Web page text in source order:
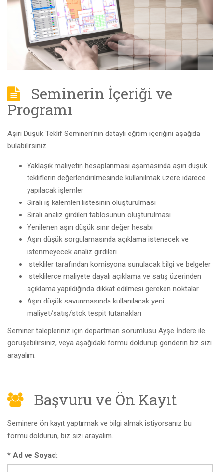
Seminerin İçeriği ve
Programı
Aşırı Düşük Teklif Semineri'nin detaylı eğitim içeriğini aşağıda
bulabilirsiniz.
Yaklaşık maliyetin hesaplanması aşamasında aşırı düşük
tekliflerin değerlendirilmesinde kullanılmak üzere idarece
yapılacak işlemler
Sıralı iş kalemleri listesinin oluşturulması
Sıralı analiz girdileri tablosunun oluşturulması
Yenilenen aşırı düşük sınır değer hesabı
Aşırı düşük sorgulamasında açıklama istenecek ve
istenmeyecek analiz girdileri
İstekliler tarafından komisyona sunulacak bilgi ve belgeler
İsteklilerce maliyete dayalı açıklama ve satış üzerinden
açıklama yapıldığında dikkat edilmesi gereken noktalar
Aşırı düşük savunmasında kullanılacak yeni
maliyet/satış/stok tespit tutanakları
Seminer talepleriniz için departman sorumlusu Ayşe İndere ile
görüşebilirsiniz, veya aşağıdaki formu doldurup gönderin biz sizi
arayalım.
Başvuru ve Ön Kayıt
Seminere ön kayıt yaptırmak ve bilgi almak istiyorsanız bu
formu doldurun, biz sizi arayalım.
* Ad ve Soyad: